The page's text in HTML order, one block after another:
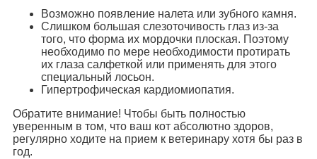
Возможно появление налета или зубного камня.
Слишком большая слезоточивость глаз из-за
того, что форма их мордочки плоская. Поэтому
необходимо по мере необходимости протирать
их глаза салфеткой или применять для этого
специальный лосьон.
Гипертрофическая кардиомиопатия.
Обратите внимание! Чтобы быть полностью
уверенным в том, что ваш кот абсолютно здоров,
регулярно ходите на прием к ветеринару хотя бы раз в
год.